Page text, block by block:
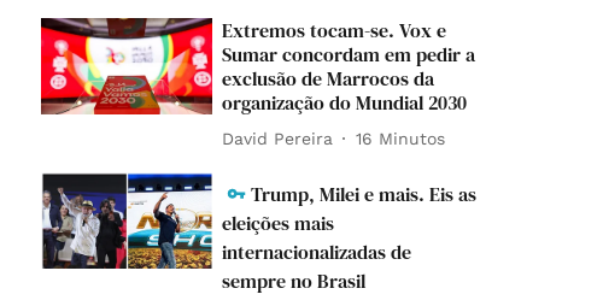
Extremos tocam-se. Vox e
Sumar concordam em pedir a
exclusão de Marrocos da
organização do Mundial 2030
David Pereira 16 Minutos
Trump, Milei e mais. Eis as
eleições mais
internacionalizadas de
sempre no Brasil